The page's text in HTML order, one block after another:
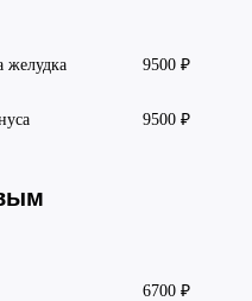
желудка 9500 ₽
9500 ₽
6700 ₽